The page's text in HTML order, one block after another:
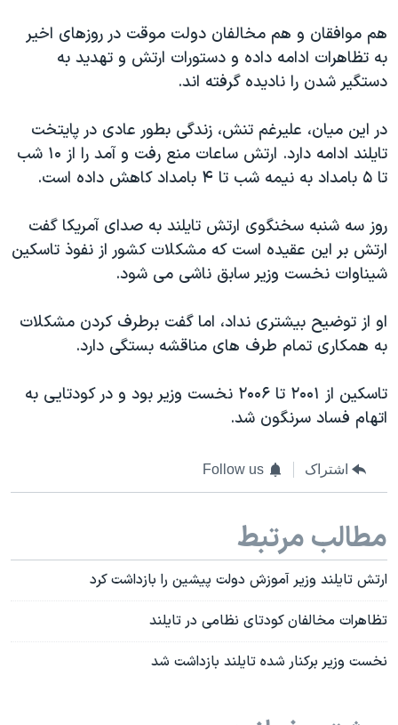
هم موافقان و هم مخالفان دولت موقت در روزهای اخیر
به تظاهرات ادامه داده و دستورات ارتش و تهدید به
دستگیر شدن را نادیده گرفته اند.
در این میان، علیرغم تنش، زندگی بطور عادی در پایتخت
تایلند ادامه دارد. ارتش ساعات منع رفت و آمد را از ۱۰ شب
تا ۵ بامداد به نیمه شب تا ۴ بامداد کاهش داده است.
روز سه شنبه سخنگوی ارتش تایلند به صدای آمریکا گفت
ارتش بر این عقیده است که مشکلات کشور از نفوذ تاسکین
شیناوات نخست وزیر سابق ناشی می شود.
او از توضیح بیشتری نداد، اما گفت برطرف کردن مشکلات
به همکاری تمام طرف های مناقشه بستگی دارد.
تاسکین از ۲۰۰۱ تا ۲۰۰۶ نخست وزیر بود و در کودتایی به
اتهام فساد سرنگون شد.
اشتراک Follow us
مطالب مرتبط
ارتش تایلند وزیر آموزش دولت پیشین را بازداشت کرد
تظاهرات مخالفان کودتای نظامی در تایلند
نخست وزیر برکنار شده تایلند بازداشت شد